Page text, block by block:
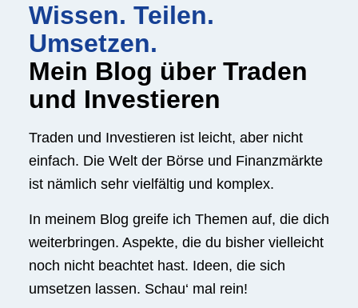
Wissen. Teilen.
Umsetzen.
Mein Blog über Traden
und Investieren
Traden und Investieren ist leicht, aber nicht
einfach. Die Welt der Börse und Finanzmärkte
ist nämlich sehr vielfältig und komplex.
In meinem Blog greife ich Themen auf, die dich
weiterbringen. Aspekte, die du bisher vielleicht
noch nicht beachtet hast. Ideen, die sich
umsetzen lassen. Schau‘ mal rein!